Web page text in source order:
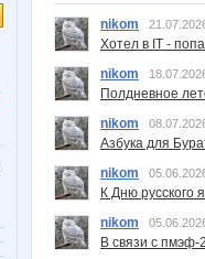
nikom
Хотел в IT -
nikom
Полдневное
nikom
Азбука для
nikom
К Дню русского
nikom
В связи с пмэф-